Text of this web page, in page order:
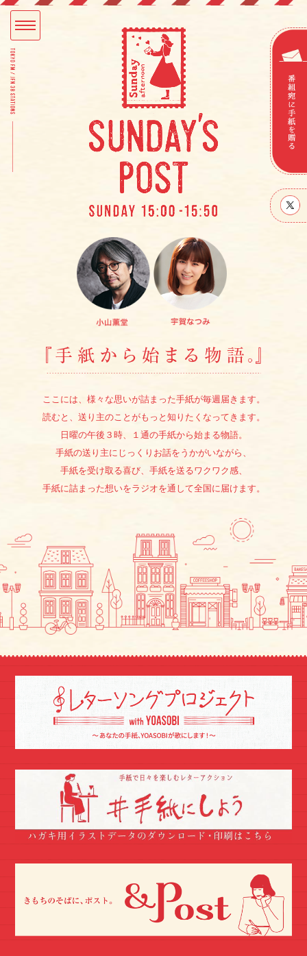
ここには、様々な思いが詰まった手紙が毎週届きます。
読むと、送り主のことがもっと知りたくなってきます。
日曜の午後３時、１通の手紙から始まる物語。
手紙の送り主にじっくりお話をうかがいながら、
手紙を受け取る喜び、手紙を送るワクワク感、
手紙に詰まった想いをラジオを通して全国に届けます。